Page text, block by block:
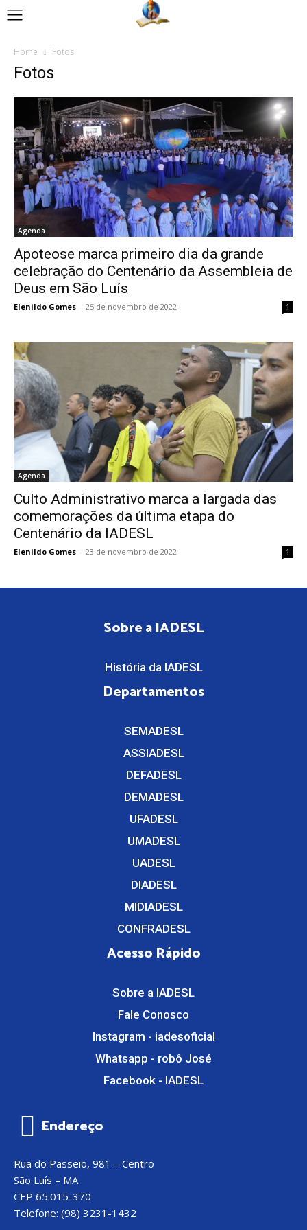
Home Fotos
Fotos
Agenda
Apoteose marca primeiro dia da grande
celebração do Centenário da Assembleia de
Deus em São Luís
Elenildo Gomes - 25 de novembro de 2022 1
Agenda
Culto Administrativo marca a largada das
comemorações da última etapa do
Centenário da IADESL
Elenildo Gomes - 23 de novembro de 2022 1
Sobre a IADESL
História da IADESL
Departamentos
SEMADESL
ASSIADESL
DEFADESL
DEMADESL
UFADESL
UMADESL
UADESL
DIADESL
MIDIADESL
CONFRADESL
Acesso Rápido
Sobre a IADESL
Fale Conosco
Instagram - iadesoficial
Whatsapp - robô José
Facebook - IADESL
Endereço
Rua do Passeio, 981 – Centro
São Luís – MA
CEP 65.015-370
Telefone: (98) 3231-1432